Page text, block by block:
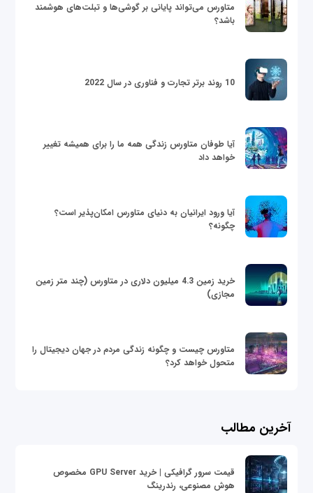
متاورس می‌تواند پایانی بر گوشی‌ها و تبلت‌های هوشمند
باشد؟
10 روند برتر تجارت و فناوری در سال 2022
آیا طوفان متاورس زندگی همه ما را برای همیشه تغییر
خواهد داد
آیا ورود ایرانیان به دنیای متاورس امکان‌پذیر است؟
چگونه؟
خرید زمین 4.3 میلیون دلاری در متاورس (چند متر زمین
مجازی)
متاورس چیست و چگونه زندگی مردم در جهان دیجیتال را
متحول خواهد کرد؟
آخرین مطالب
قیمت سرور گرافیکی | خرید GPU Server مخصوص
هوش مصنوعی، رندرینگ